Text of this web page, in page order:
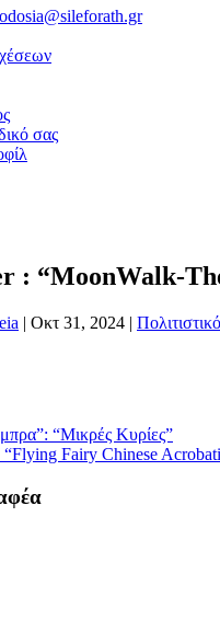
σας
: “MoonWalk-
| Οκτ 31, 2024 | Πολιτιστικό
“Μικρές Κυρίες”
“Flying Fairy Chinese